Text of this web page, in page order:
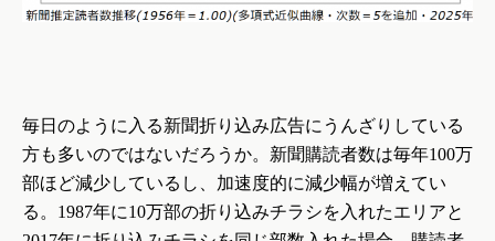
毎日のように入る新聞折り込み広告にうんざりしている
方も多いのではないだろうか。新聞購読者数は毎年100万
部ほど減少しているし、加速度的に減少幅が増えてい
る。 1987年に10万部の折り込みチラシを入れたエリアと